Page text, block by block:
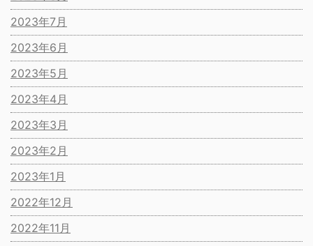
2023年7月
2023年6月
2023年5月
2023年4月
2023年3月
2023年2月
2023年1月
2022年12月
2022年11月